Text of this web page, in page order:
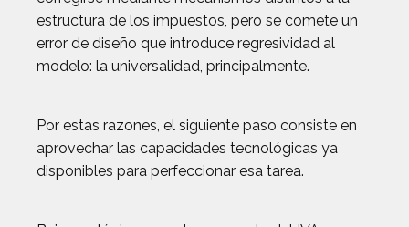
estructura de los impuestos, pero se comete un
error de diseño que introduce regresividad al
modelo: la universalidad, principalmente.
Por estas razones, el siguiente paso consiste en
aprovechar las capacidades tecnológicas ya
disponibles para perfeccionar esa tarea.